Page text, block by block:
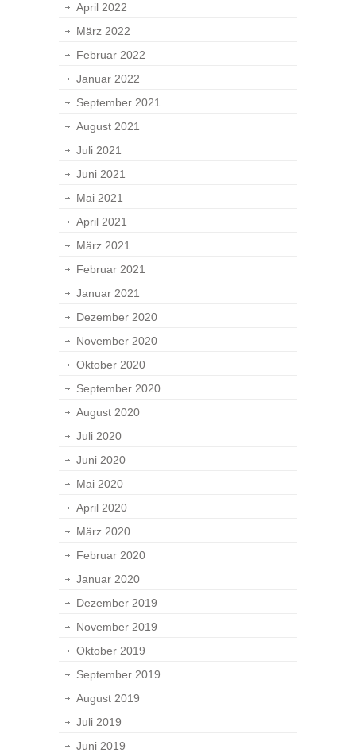
April 2022
März 2022
Februar 2022
Januar 2022
September 2021
August 2021
Juli 2021
Juni 2021
Mai 2021
April 2021
März 2021
Februar 2021
Januar 2021
Dezember 2020
November 2020
Oktober 2020
September 2020
August 2020
Juli 2020
Juni 2020
Mai 2020
April 2020
März 2020
Februar 2020
Januar 2020
Dezember 2019
November 2019
Oktober 2019
September 2019
August 2019
Juli 2019
Juni 2019